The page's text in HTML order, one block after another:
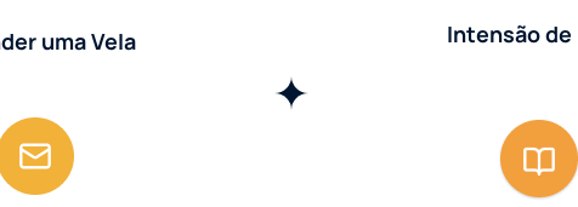
uma Vela Intensão de